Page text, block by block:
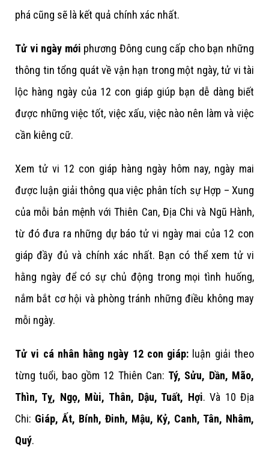
phá cũng sẽ là kết quả chính xác nhất.
Tử vi ngày mới phương Đông cung cấp cho bạn những
thông tin tổng quát về vận hạn trong một ngày, tử vi tài
lộc hàng ngày của 12 con giáp giúp bạn dễ dàng biết
được những việc tốt, việc xấu, việc nào nên làm và việc
cần kiêng cữ.
Xem tử vi 12 con giáp hàng ngày hôm nay, ngày mai
được luận giải thông qua việc phân tích sự Hợp – Xung
của mỗi bản mệnh với Thiên Can, Địa Chi và Ngũ Hành,
từ đó đưa ra những dự báo tử vi ngày mai của 12 con
giáp đầy đủ và chính xác nhất. Bạn có thể xem tử vi
hằng ngày để có sự chủ động trong mọi tình huống,
nắm bắt cơ hội và phòng tránh những điều không may
mỗi ngày.
Tử vi cá nhân hằng ngày 12 con giáp: luận giải theo
từng tuổi, bao gồm 12 Thiên Can: Tý, Sửu, Dần, Mão,
Thìn, Tỵ, Ngọ, Mùi, Thân, Dậu, Tuất, Hợi. Và 10 Địa
Chi: Giáp, Ất, Bính, Đinh, Mậu, Kỷ, Canh, Tân, Nhâm,
Quý.